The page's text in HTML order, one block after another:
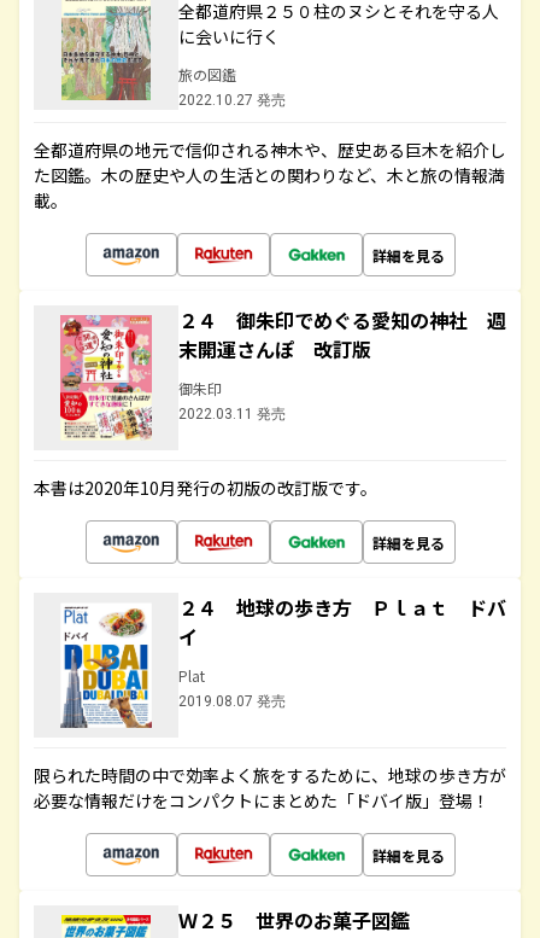
全都道府県２５０柱のヌシとそれを守る人
に会いに行く
旅の図鑑
2022.10.27 発売
全都道府県の地元で信仰される神木や、歴史ある巨木を紹介し
た図鑑。木の歴史や人の生活との関わりなど、木と旅の情報満
載。
詳細を見る
２４ 御朱印でめぐる愛知の神社 週
末開運さんぽ 改訂版
御朱印
2022.03.11 発売
本書は2020年10月発行の初版の改訂版です。
詳細を見る
２４ 地球の歩き方 Ｐｌａｔ ドバ
イ
Plat
2019.08.07 発売
限られた時間の中で効率よく旅をするために、地球の歩き方が
必要な情報だけをコンパクトにまとめた「ドバイ版」登場！
詳細を見る
Ｗ２５ 世界のお菓子図鑑